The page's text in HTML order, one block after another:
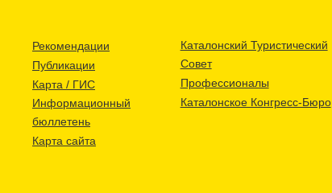
Рекомендации
Публикации
Карта / ГИС
Информационный
бюллетень
Карта сайта
Каталонский Туристический
Совет
Профессионалы
Каталонское Конгресс-Бюро